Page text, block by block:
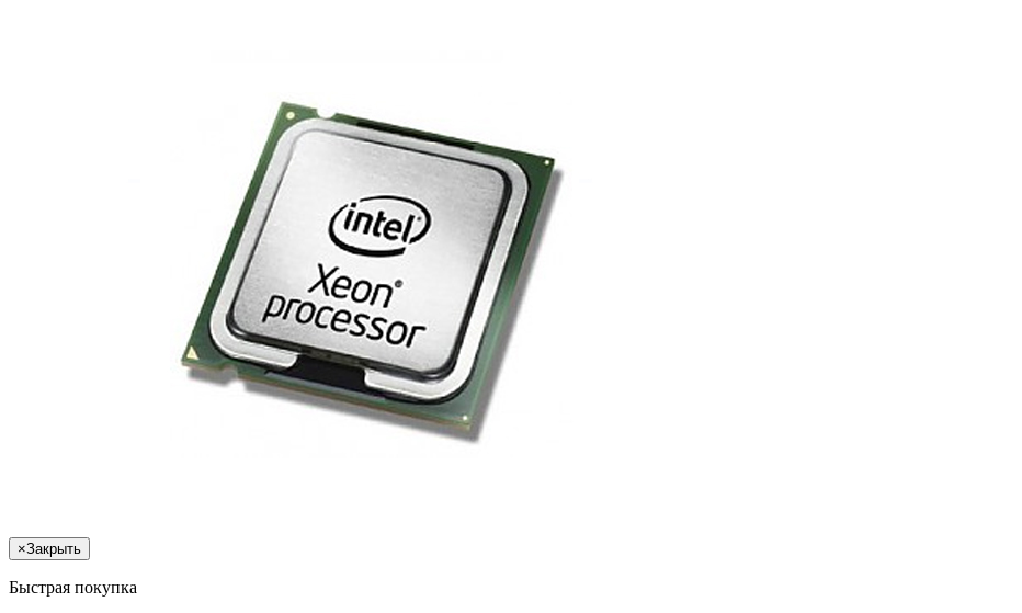
×Закрыть
Быстрая покупка